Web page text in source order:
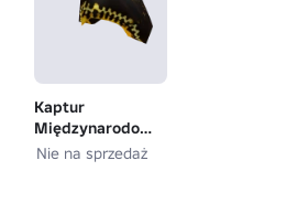
Kaptur
Międzynarodowego
Zakonu Mistrzów
Nie na sprzedaż